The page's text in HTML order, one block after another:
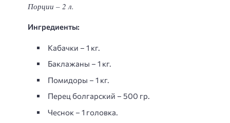
Порции – 2 л.
Ингредиенты:
Кабачки – 1 кг.
Баклажаны – 1 кг.
Помидоры – 1 кг.
Перец болгарский – 500 гр.
Чеснок – 1 головка.